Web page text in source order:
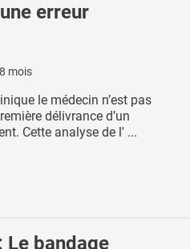
erreur
mois
le médecin n’est pas
délivrance d’un
Cette analyse de l' ...
Le bandage